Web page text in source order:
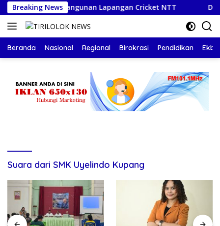
Langsung
ke
konten
Breaking News
Pembangunan Lapangan Cricket NTT
Beranda Nasional Regional Birokrasi Pendidikan Ekbis
Suara dari SMK Uyelindo Kupang